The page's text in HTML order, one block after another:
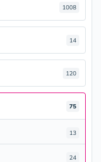
1008
14
120
75
13
24